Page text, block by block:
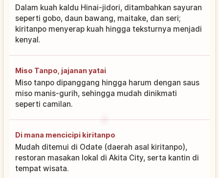
Dalam kuah kaldu Hinai-jidori, ditambahkan sayuran
seperti gobo, daun bawang, maitake, dan seri;
kiritanpo menyerap kuah hingga teksturnya menjadi
kenyal.
Miso Tanpo, jajanan yatai
Miso tanpo dipanggang hingga harum dengan saus
miso manis-gurih, sehingga mudah dinikmati
seperti camilan.
Di mana mencicipi kiritanpo
Mudah ditemui di Odate (daerah asal kiritanpo),
restoran masakan lokal di Akita City, serta kantin di
tempat wisata.